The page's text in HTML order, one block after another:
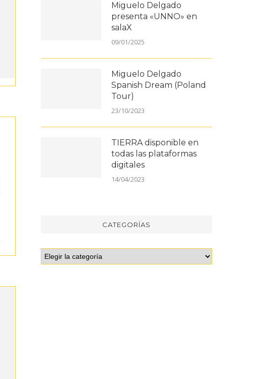
Miguelo Delgado
presenta «UNNO» en
salaX
09/01/2025
Miguelo Delgado
Spanish Dream (Poland
Tour)
23/10/2023
TIERRA disponible en
todas las plataformas
digitales
14/04/2023
CATEGORÍAS